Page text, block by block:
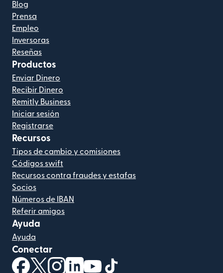
Blog
Prensa
Empleo
Inversoras
Reseñas
Productos
Enviar Dinero
Recibir Dinero
Remitly Business
Iniciar sesión
Registrarse
Recursos
Tipos de cambio y comisiones
Códigos swift
Recursos contra fraudes y estafas
Socios
Números de IBAN
Referir amigos
Ayuda
Ayuda
Conectar
(se abre en una ventana nueva)
(se abre en una ventana nueva)
(se abre en una ventana nueva)
(se abre en una ventana nueva)
(se abre en una ventana nueva)